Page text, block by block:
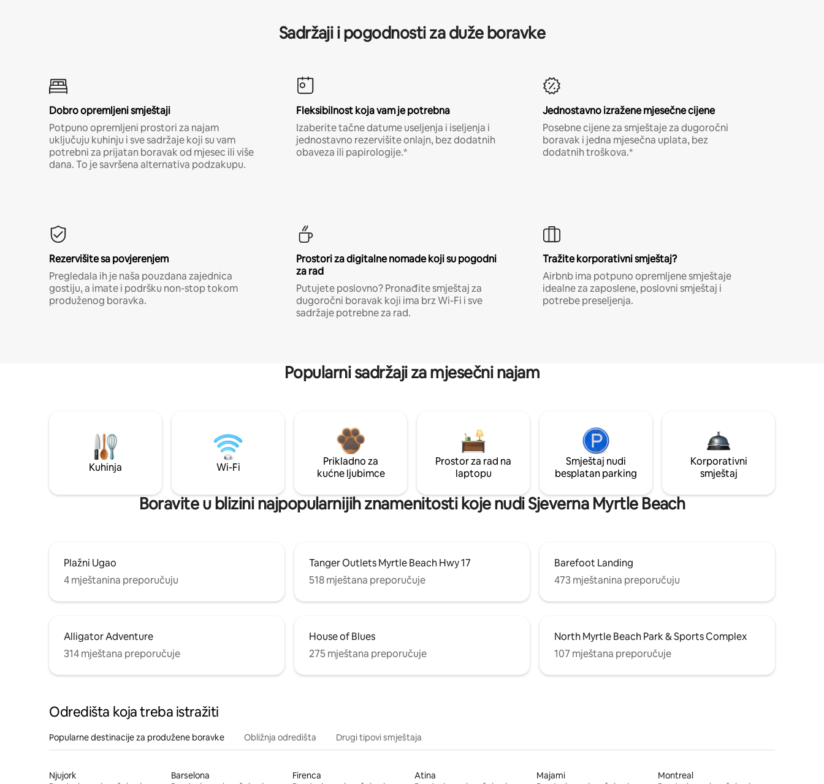
Sadržaji i pogodnosti za duže boravke
Dobro opremljeni smještaji
Potpuno opremljeni prostori za najam
uključuju kuhinju i sve sadržaje koji su vam
potrebni za prijatan boravak od mjesec ili više
dana. To je savršena alternativa podzakupu.
Fleksibilnost koja vam je potrebna
Izaberite tačne datume useljenja i iseljenja i
jednostavno rezervišite onlajn, bez dodatnih
obaveza ili papirologije.*
Jednostavno izražene mjesečne cijene
Posebne cijene za smještaje za dugoročni
boravak i jedna mjesečna uplata, bez
dodatnih troškova.*
Rezervišite sa povjerenjem
Pregledala ih je naša pouzdana zajednica
gostiju, a imate i podršku non-stop tokom
produženog boravka.
Prostori za digitalne nomade koji su pogodni
za rad
Putujete poslovno? Pronađite smještaj za
dugoročni boravak koji ima brz Wi-Fi i sve
sadržaje potrebne za rad.
Tražite korporativni smještaj?
Airbnb ima potpuno opremljene smještaje
idealne za zaposlene, poslovni smještaj i
potrebe preseljenja.
Popularni sadržaji za mjesečni najam
Kuhinja Wi-Fi
Prikladno za
kućne ljubimce
Prostor za rad na
laptopu
Smještaj nudi
besplatan parking
Korporativni
smještaj
Boravite u blizini najpopularnijih znamenitosti koje nudi Sjeverna Myrtle Beach
Plažni Ugao
4 mještanina preporučuju
Tanger Outlets Myrtle Beach Hwy 17
518 mještana preporučuje
Barefoot Landing
473 mještanina preporučuju
Alligator Adventure
314 mještana preporučuje
House of Blues
275 mještana preporučuje
North Myrtle Beach Park & Sports Complex
107 mještana preporučuje
Odredišta koja treba istražiti
Popularne destinacije za produžene boravke Obližnja odredišta Drugi tipovi smještaja
Njujork
Barselona
Firenca
Atina
Majami
Montreal